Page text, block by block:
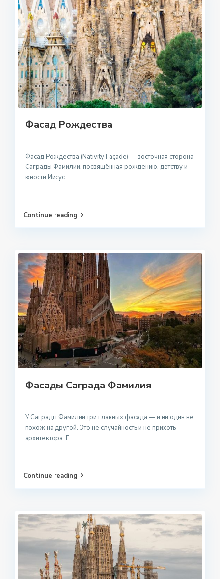
Фасад Рождества
Фасад Рождества (Nativity Façade) — восточная сторона
Саграды Фамилии, посвящённая рождению, детству и
юности Иисус ...
Continue reading
Фасады Саграда Фамилия
У Саграды Фамилии три главных фасада — и ни один не
похож на другой. Это не случайность и не прихоть
архитектора. Г ...
Continue reading